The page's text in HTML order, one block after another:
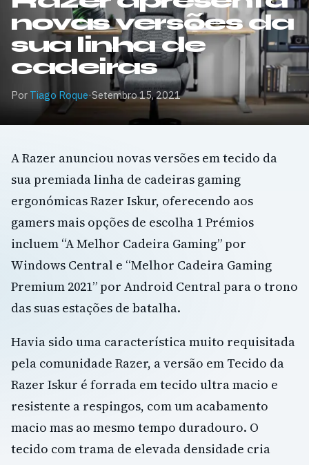
novas versões da
sua linha de
cadeiras
Por Tiago Roque·Setembro 15, 2021
A Razer anunciou novas versões em tecido da
sua premiada linha de cadeiras gaming
ergonómicas Razer Iskur, oferecendo aos
gamers mais opções de escolha 1 Prémios
incluem “A Melhor Cadeira Gaming” por
Windows Central e “Melhor Cadeira Gaming
Premium 2021” por Android Central para o trono
das suas estações de batalha.
Havia sido uma característica muito requisitada
pela comunidade Razer, a versão em Tecido da
Razer Iskur é forrada em tecido ultra macio e
resistente a respingos, com um acabamento
macio mas ao mesmo tempo duradouro. O
tecido com trama de elevada densidade cria